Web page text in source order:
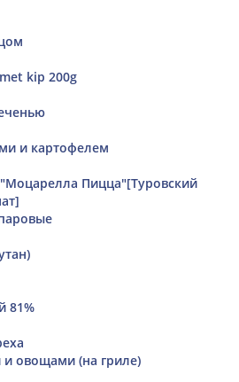
kip 200g
и картофелем
Пицца"[Туровский
81%
овощами (на гриле)